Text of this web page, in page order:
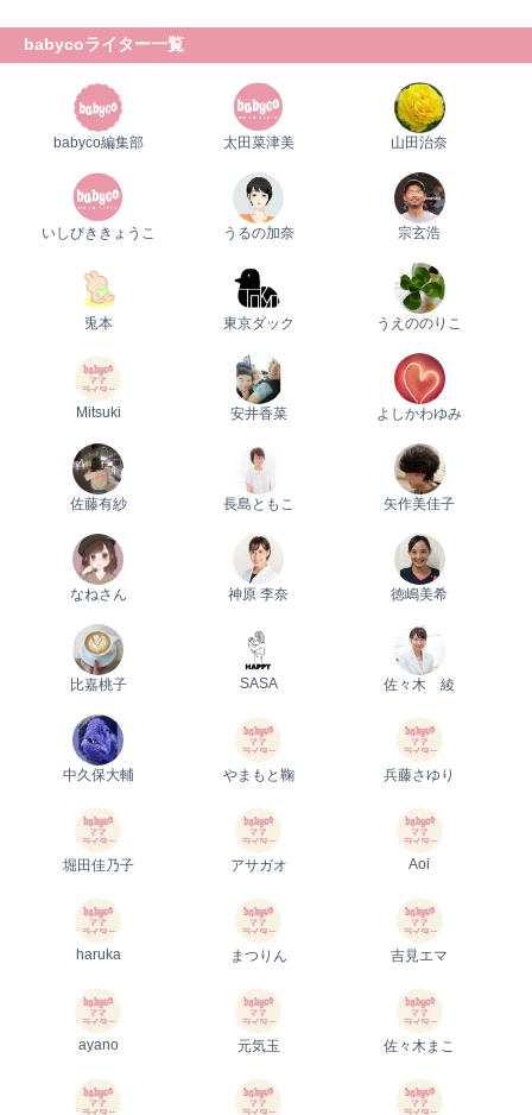
babycoライター一覧
babyco編集部 太田菜津美 山田治奈
いしびききょうこ うるの加奈 宗玄浩
兎本 東京ダック うえののりこ
Mitsuki 安井香菜 よしかわゆみ
佐藤有紗 長島ともこ 矢作美佳子
なねさん 神原 李奈 徳嶋美希
比嘉桃子 SASA 佐々木 綾
中久保大輔 やまもと鞠 兵藤さゆり
堀田佳乃子 アサガオ Aoi
haruka まつりん 吉見エマ
ayano 元気玉 佐々木まこ
0歳 1歳
妊娠後期／８〜10ヵ月
プレママ
キャンペーン 生後10〜11ヵ月
パパ
プレゼント